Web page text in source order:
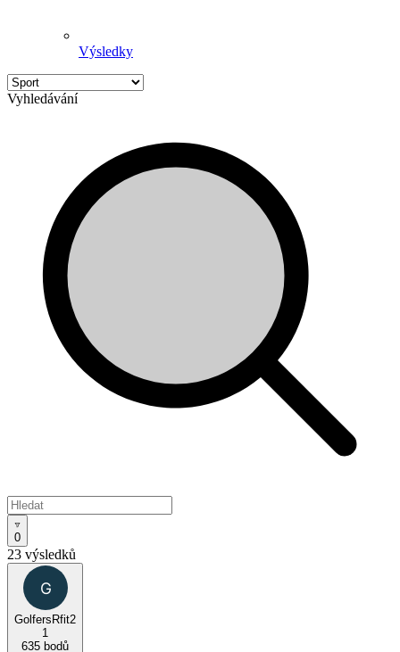
Výsledky
Vyhledávání
0
23 výsledků
GolfersRfit2
1
635 bodů